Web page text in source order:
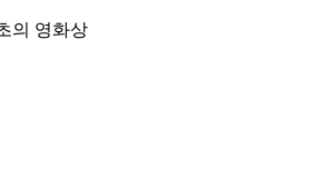
의 영화상